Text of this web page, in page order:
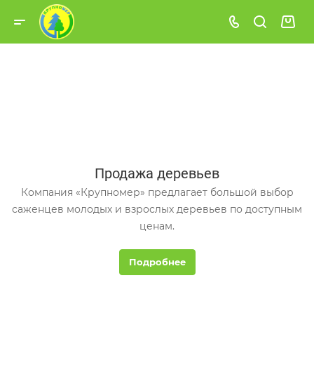
Продажа деревьев
Компания «Крупномер» предлагает большой выбор
саженцев молодых и взрослых деревьев по доступным
ценам.
Подробнее